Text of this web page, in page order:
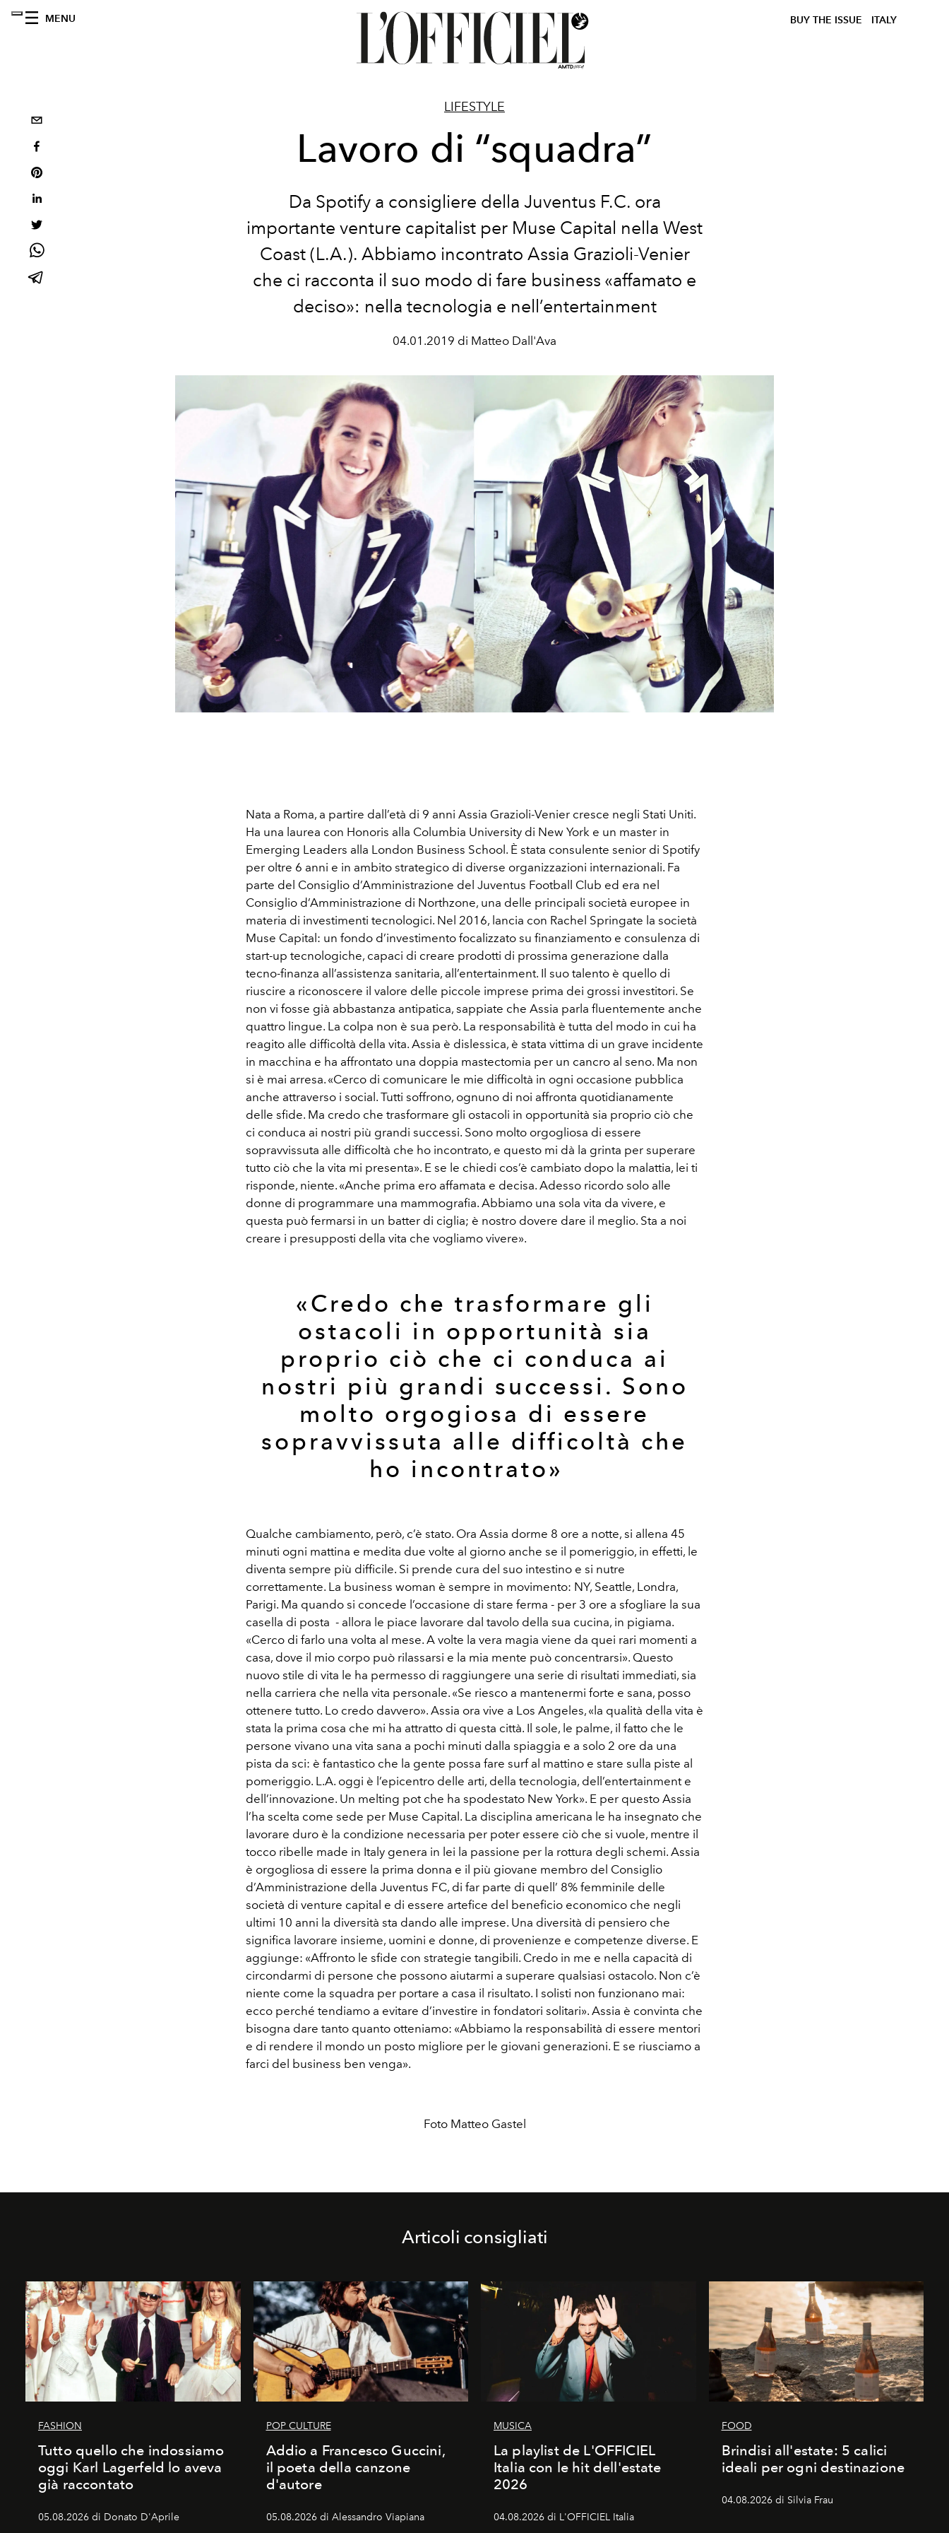
MENU BUY THE ISSUE ITALY
LIFESTYLE
Lavoro di “squadra”
Da Spotify a consigliere della Juventus F.C. ora
importante venture capitalist per Muse Capital nella West
Coast (L.A.). Abbiamo incontrato Assia Grazioli-Venier
che ci racconta il suo modo di fare business «affamato e
deciso»: nella tecnologia e nell’entertainment
04.01.2019 di Matteo Dall'Ava
Nata a Roma, a partire dall’età di 9 anni Assia Grazioli-Venier cresce negli Stati Uniti.
Ha una laurea con Honoris alla Columbia University di New York e un master in
Emerging Leaders alla London Business School. È stata consulente senior di Spotify
per oltre 6 anni e in ambito strategico di diverse organizzazioni internazionali. Fa
parte del Consiglio d’Amministrazione del Juventus Football Club ed era nel
Consiglio d’Amministrazione di Northzone, una delle principali società europee in
materia di investimenti tecnologici. Nel 2016, lancia con Rachel Springate la società
Muse Capital: un fondo d’investimento focalizzato su finanziamento e consulenza di
start-up tecnologiche, capaci di creare prodotti di prossima generazione dalla
tecno-finanza all’assistenza sanitaria, all’entertainment. Il suo talento è quello di
riuscire a riconoscere il valore delle piccole imprese prima dei grossi investitori. Se
non vi fosse già abbastanza antipatica, sappiate che Assia parla fluentemente anche
quattro lingue. La colpa non è sua però. La responsabilità è tutta del modo in cui ha
reagito alle difficoltà della vita. Assia è dislessica, è stata vittima di un grave incidente
in macchina e ha affrontato una doppia mastectomia per un cancro al seno. Ma non
si è mai arresa. «Cerco di comunicare le mie difficoltà in ogni occasione pubblica
anche attraverso i social. Tutti soffrono, ognuno di noi affronta quotidianamente
delle sfide. Ma credo che trasformare gli ostacoli in opportunità sia proprio ciò che
ci conduca ai nostri più grandi successi. Sono molto orgogliosa di essere
sopravvissuta alle difficoltà che ho incontrato, e questo mi dà la grinta per superare
tutto ciò che la vita mi presenta». E se le chiedi cos’è cambiato dopo la malattia, lei ti
risponde, niente. «Anche prima ero affamata e decisa. Adesso ricordo solo alle
donne di programmare una mammografia. Abbiamo una sola vita da vivere, e
questa può fermarsi in un batter di ciglia; è nostro dovere dare il meglio. Sta a noi
creare i presupposti della vita che vogliamo vivere».
«Credo che trasformare gli
ostacoli in opportunità sia
proprio ciò che ci conduca ai
nostri più grandi successi. Sono
molto orgogiosa di essere
sopravvissuta alle difficoltà che
ho incontrato»
Qualche cambiamento, però, c’è stato. Ora Assia dorme 8 ore a notte, si allena 45
minuti ogni mattina e medita due volte al giorno anche se il pomeriggio, in effetti, le
diventa sempre più difficile. Si prende cura del suo intestino e si nutre
correttamente. La business woman è sempre in movimento: NY, Seattle, Londra,
Parigi. Ma quando si concede l’occasione di stare ferma - per 3 ore a sfogliare la sua
casella di posta - allora le piace lavorare dal tavolo della sua cucina, in pigiama.
«Cerco di farlo una volta al mese. A volte la vera magia viene da quei rari momenti a
casa, dove il mio corpo può rilassarsi e la mia mente può concentrarsi». Questo
nuovo stile di vita le ha permesso di raggiungere una serie di risultati immediati, sia
nella carriera che nella vita personale. «Se riesco a mantenermi forte e sana, posso
ottenere tutto. Lo credo davvero». Assia ora vive a Los Angeles, «la qualità della vita è
stata la prima cosa che mi ha attratto di questa città. Il sole, le palme, il fatto che le
persone vivano una vita sana a pochi minuti dalla spiaggia e a solo 2 ore da una
pista da sci: è fantastico che la gente possa fare surf al mattino e stare sulla piste al
pomeriggio. L.A. oggi è l’epicentro delle arti, della tecnologia, dell’entertainment e
dell’innovazione. Un melting pot che ha spodestato New York». E per questo Assia
l’ha scelta come sede per Muse Capital. La disciplina americana le ha insegnato che
lavorare duro è la condizione necessaria per poter essere ciò che si vuole, mentre il
tocco ribelle made in Italy genera in lei la passione per la rottura degli schemi. Assia
è orgogliosa di essere la prima donna e il più giovane membro del Consiglio
d’Amministrazione della Juventus FC, di far parte di quell’ 8% femminile delle
società di venture capital e di essere artefice del beneficio economico che negli
ultimi 10 anni la diversità sta dando alle imprese. Una diversità di pensiero che
significa lavorare insieme, uomini e donne, di provenienze e competenze diverse. E
aggiunge: «Affronto le sfide con strategie tangibili. Credo in me e nella capacità di
circondarmi di persone che possono aiutarmi a superare qualsiasi ostacolo. Non c’è
niente come la squadra per portare a casa il risultato. I solisti non funzionano mai:
ecco perché tendiamo a evitare d’investire in fondatori solitari». Assia è convinta che
bisogna dare tanto quanto otteniamo: «Abbiamo la responsabilità di essere mentori
e di rendere il mondo un posto migliore per le giovani generazioni. E se riusciamo a
farci del business ben venga».
Foto Matteo Gastel
Articoli consigliati
FASHION
Tutto quello che indossiamo
oggi Karl Lagerfeld lo aveva
già raccontato
05.08.2026 di Donato D'Aprile
POP CULTURE
Addio a Francesco Guccini,
il poeta della canzone
d'autore
05.08.2026 di Alessandro Viapiana
MUSICA
La playlist de L'OFFICIEL
Italia con le hit dell'estate
2026
04.08.2026 di L'OFFICIEL Italia
FOOD
Brindisi all'estate: 5 calici
ideali per ogni destinazione
04.08.2026 di Silvia Frau